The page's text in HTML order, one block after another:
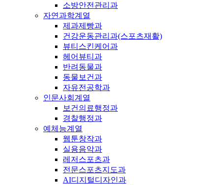
소방안전관리과
자연과학계열
제과제빵과
건강운동관리과(스포츠재활)
뷰티스킨케어과
헤어뷰티과
반려동물과
동물보건과
자유전공학과
인문사회계열
보건의료행정과
경찰행정과
예체능계열
웹툰창작과
실용음악과
레저스포츠과
전문스포츠지도과
AI디지털디자인과